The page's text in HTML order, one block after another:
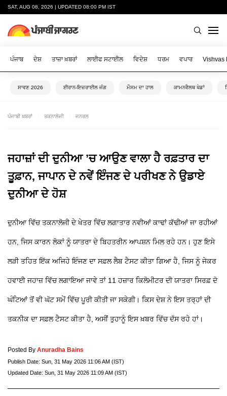
SAT, AUG 08, 2026 | UPDATED 08:00 PM IST
ਪੰਜਾਬ ਦੇਸ਼ ਤਾਜ਼ਾ ਖ਼ਬਰਾਂ ਲਾਈਫ ਸਟਾਈਲ ਵਿਦੇਸ਼ ਧਰਮ ਵਪਾਰ Vishvas
ਸਾਵਣ 2026 ਈਰਾਨ-ਇਜ਼ਰਾਈਲ ਜੰਗ ਮੌਸਮ ਦਾ ਹਾਲ ਕਾਮਨਵੈਲਥ ਖੇਡਾਂ
ਪੰਜਾਬੀ ਖ਼ਬਰਾਂ ਤਕਨਾਲੋਜੀ ਜਨਰਲ
ਜਹਾਜ਼ਾਂ ਦੀ ਦੁਨੀਆ ’ਚ ਆਉਣ ਵਾਲਾ ਹੈ ਰਫ਼ਤਾਰ ਦਾ
ਤੂਫ਼ਾਨ, ਜਾਪਾਨ ਦੇ ਨਵੇਂ ਇੰਜਣ ਦੇ ਪਰੀਖਣ ਨੇ ਉਡਾਏ
ਦੁਨੀਆ ਦੇ ਹੋਸ਼
ਦੁਨੀਆ ਵਿੱਚ ਤਕਨਾਲੋਜੀ ਦੇ ਖੇਤਰ ਵਿੱਚ ਲਗਾਤਾਰ ਨਵੀਆਂ ਕਾਢਾਂ ਕੱਢੀਆਂ ਜਾ ਰਹੀਆਂ
ਹਨ, ਜਿਸ ਕਾਰਨ ਲੋਕਾਂ ਨੂੰ ਯਾਤਰਾ ਦੇ ਬਿਹਤਰੀਨ ਆਪਸ਼ਨ ਮਿਲ ਰਹੇ ਹਨ। ਹੁਣ ਇਸੇ
ਲੜੀ ਤਹਿਤ ਇੱਕ ਅਜਿਹੇ ਇੰਜਣ ਦਾ ਸਫ਼ਲ ਲੈਬ ਟੈਸਟ ਕੀਤਾ ਗਿਆ ਹੈ, ਜਿਸ ਨੂੰ ਜੇਕਰ
ਹਵਾਈ ਜਹਾਜ਼ ਵਿੱਚ ਲਗਾਇਆ ਜਾਵੇ ਤਾਂ 11 ਹਜ਼ਾਰ ਕਿਲੋਮੀਟਰ ਦੀ ਯਾਤਰਾ ਸਿਰਫ਼ ਦੋ
ਘੰਟਿਆਂ ਤੋਂ ਵੀ ਘੱਟ ਸਮੇਂ ਵਿੱਚ ਪੂਰੀ ਕੀਤੀ ਜਾ ਸਕੇਗੀ। ਕਿਸ ਦੇਸ਼ ਨੇ ਇਸ ਤਰ੍ਹਾਂ ਦੀ
ਤਕਨੀਕ ਦਾ ਸਫ਼ਲ ਟੈਸਟ ਕੀਤਾ ਹੈ, ਅਸੀਂ ਤੁਹਾਨੂੰ ਇਸ ਖ਼ਬਰ ਵਿੱਚ ਦੱਸ ਰਹੇ ਹਾਂ।
Posted By Anuradha Bains
Publish Date: Sun, 31 May 2026 11:06 AM (IST)
Updated Date: Sun, 31 May 2026 11:09 AM (IST)